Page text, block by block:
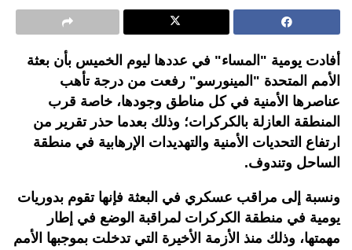
أفادت يومية "المساء" في عددها ليوم الخميس بأن بعثة
الأمم المتحدة "المينورسو" رفعت من درجة تأهب
عناصرها الأمنية في كل مناطق وجودها، خاصة قرب
المنطقة العازلة بالكركرات؛ وذلك بعدما حذر تقرير من
ارتفاع التحديات الأمنية والتهديدات الإرهابية في منطقة
الساحل وتندوف.
ونسبة إلى مراقب عسكري في البعثة فإنها تقوم بدوريات
يومية في منطقة الكركرات لمراقبة الوضع في إطار
مهمتها، وذلك منذ الأزمة الأخيرة التي تدخلت بموجبها الأمم